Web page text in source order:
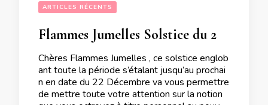
ARTICLES RÉCENTS
Chères Flammes Jumelles , ce solstice englob
ant toute la période s’étalant jusqu’au prochai
n en date du 22 Décembre va vous permettre
de mettre toute votre attention sur la notion